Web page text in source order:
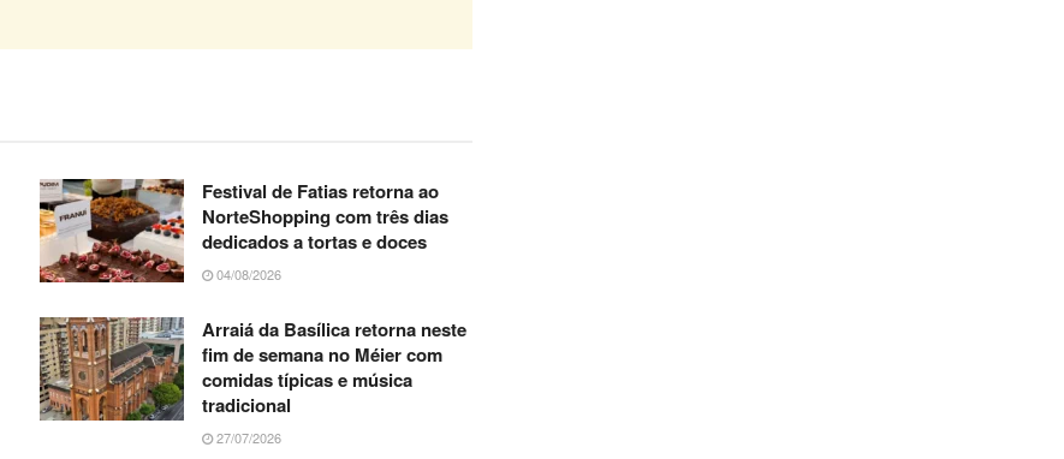
Festival de Fatias retorna ao
NorteShopping com três dias
dedicados a tortas e doces
04/08/2026
Arraiá da Basílica retorna neste
fim de semana no Méier com
comidas típicas e música
tradicional
27/07/2026